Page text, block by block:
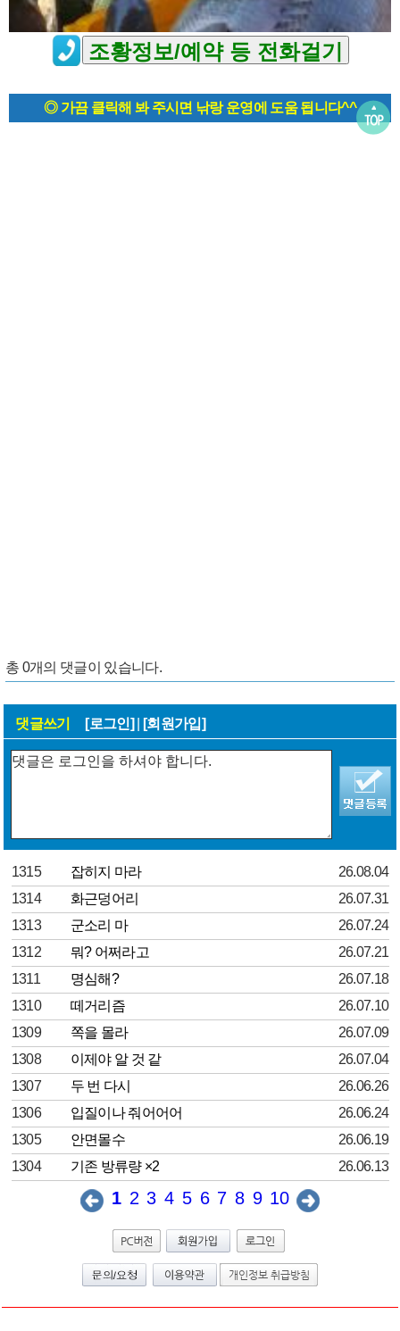
◎ 가끔 클릭해 봐 주시면 낚랑 운영에 도움 됩니다^^
총 0개의 댓글이 있습니다.
댓글쓰기 [로그인] [회원가입]
1315 잡히지 마라
26.08.04
1314
화근덩어리
26.07.31
1313
군소리 마
26.07.24
1312
뭐? 어쩌라고
26.07.21
1311
명심해?
26.07.18
1310
떼거리즘
26.07.10
1309
쪽을 몰라
26.07.09
1308
이제야 알 것 같
26.07.04
1307
두 번 다시
26.06.26
1306
입질이나 줘어어어
26.06.24
1305
안면몰수
26.06.19
1304
기존 방류량 ×2 26.06.13
1 2 3 4 5 6 7 8 9 10